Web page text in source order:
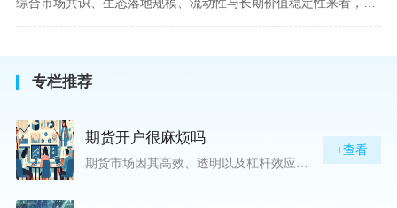
专栏推荐
期货开户很麻烦吗
期货市场因其高效、透明以及杠杆效应而吸引着众多投资者的目光，但对初入此市场的新手而言，最初的一步——开户，往往充满了疑惑与顾虑，“期货开户很麻烦吗？”这是许多人的疑问。首先要明确的是，在中国进行期货交易需要通过正规的期货公司来开立账户。期货公司作为专业的金融服务机构，能够提供期货交易进出、风险管理等服务。因监管要求严格，期货开户过程中涉及到的身份验证、风险评估等步骤确实比较繁琐，但这些都是为了保护投资者的利益而设定的。开户流程一般包括：选择期货公司、提交个人资料进行身份验证、
+查看